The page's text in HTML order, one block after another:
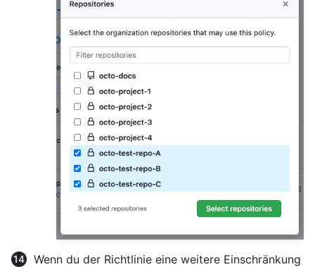
Wenn du der Richtlinie eine weitere Einschränkung